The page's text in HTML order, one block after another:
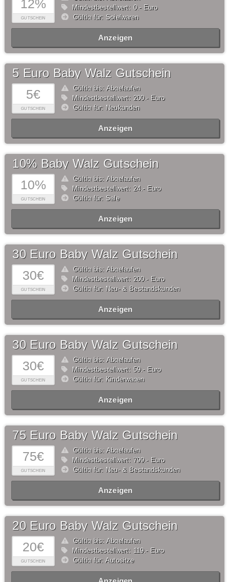
12%
GUTSCHEIN
Mindestbestellwert: 0,- Euro
Gültig für: Spielwaren
Anzeigen
5€
GUTSCHEIN
5 Euro Baby Walz Gutschein
Gültig bis: Abgelaufen
Mindestbestellwert: 200,- Euro
Gültig für: Neukunden
Anzeigen
10%
GUTSCHEIN
10% Baby Walz Gutschein
Gültig bis: Abgelaufen
Mindestbestellwert: 24,- Euro
Gültig für: Sale
Anzeigen
30€
GUTSCHEIN
30 Euro Baby Walz Gutschein
Gültig bis: Abgelaufen
Mindestbestellwert: 200,- Euro
Gültig für: Neu- & Bestandskunden
Anzeigen
30€
GUTSCHEIN
30 Euro Baby Walz Gutschein
Gültig bis: Abgelaufen
Mindestbestellwert: 59,- Euro
Gültig für: Kinderwagen
Anzeigen
75€
GUTSCHEIN
75 Euro Baby Walz Gutschein
Gültig bis: Abgelaufen
Mindestbestellwert: 799,- Euro
Gültig für: Neu- & Bestandskunden
Anzeigen
20€
GUTSCHEIN
20 Euro Baby Walz Gutschein
Gültig bis: Abgelaufen
Mindestbestellwert: 119,- Euro
Gültig für: Autositze